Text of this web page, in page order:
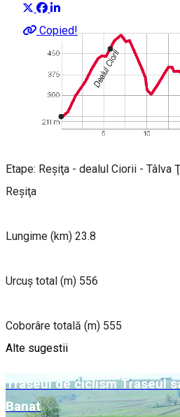
Copied!
Etape: Reşiţa - dealul Ciorii - Tâlva
Reşiţa
Lungime (km) 23.8
Urcuș total (m) 556
Coborâre totală (m) 555
Alte sugestii
Traseul de ciclism Traseul
Banat